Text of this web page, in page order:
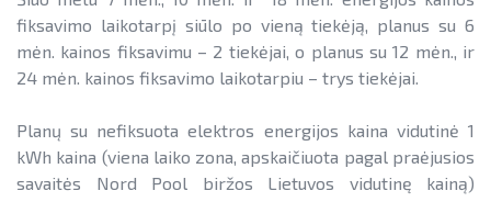
fiksavimo laikotarpį siūlo po vieną tiekėją, planus su 6
mėn. kainos fiksavimu – 2 tiekėjai, o planus su 12 mėn., ir
24 mėn. kainos fiksavimo laikotarpiu – trys tiekėjai.
Planų su nefiksuota elektros energijos kaina vidutinė 1
kWh kaina (viena laiko zona, apskaičiuota pagal praėjusios
savaitės Nord Pool biržos Lietuvos vidutinę kainą)